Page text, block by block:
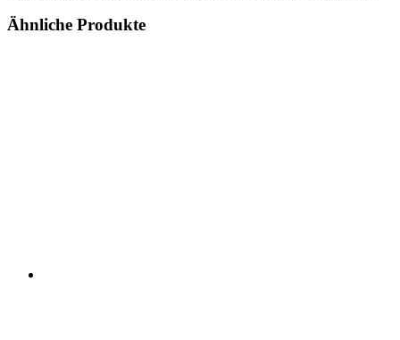
Ähnliche Produkte